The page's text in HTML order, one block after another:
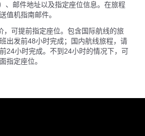
、邮件地址以及指定座位信息。在旅程
值机指南邮件。
，可提前指定座位。包含国际航线的旅
出发前48小时完成；国内航线旅程，请
24小时完成。不到24小时的情况下，可
指定座位。